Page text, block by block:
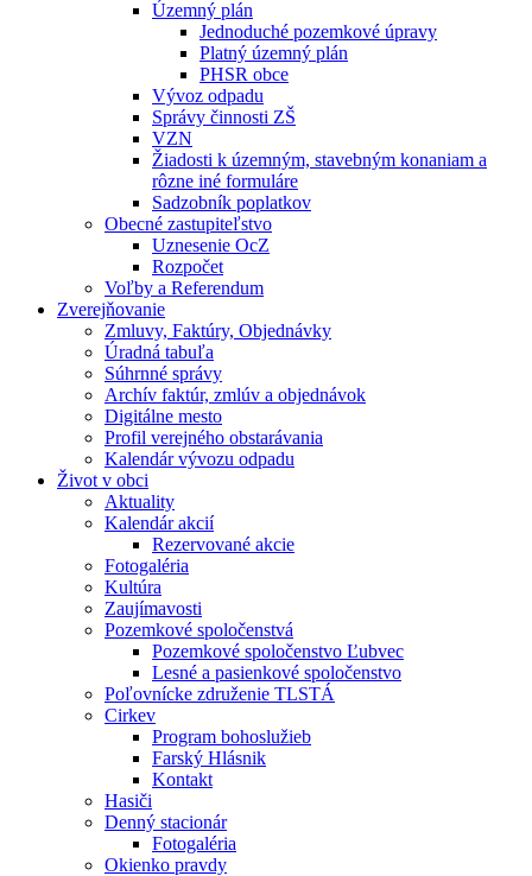
Územný plán
Jednoduché pozemkové úpravy
Platný územný plán
PHSR obce
Vývoz odpadu
Správy činnosti ZŠ
VZN
Žiadosti k územným, stavebným konaniam a
rôzne iné formuláre
Sadzobník poplatkov
Obecné zastupiteľstvo
Uznesenie OcZ
Rozpočet
Voľby a Referendum
Zverejňovanie
Zmluvy, Faktúry, Objednávky
Úradná tabuľa
Súhrnné správy
Archív faktúr, zmlúv a objednávok
Digitálne mesto
Profil verejného obstarávania
Kalendár vývozu odpadu
Život v obci
Aktuality
Kalendár akcií
Rezervované akcie
Fotogaléria
Kultúra
Zaujímavosti
Pozemkové spoločenstvá
Pozemkové spoločenstvo Ľubvec
Lesné a pasienkové spoločenstvo
Poľovnícke združenie TLSTÁ
Cirkev
Program bohoslužieb
Farský Hlásnik
Kontakt
Hasiči
Denný stacionár
Fotogaléria
Okienko pravdy